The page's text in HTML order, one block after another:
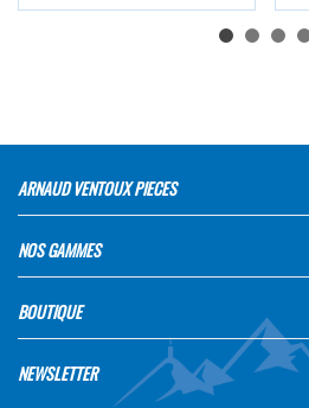
ARNAUD VENTOUX PIECES
NOS GAMMES
BOUTIQUE
NEWSLETTER